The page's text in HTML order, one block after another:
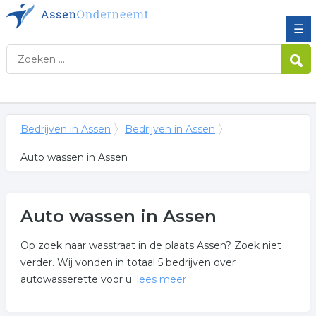
☰
Bedrijven in Assen Bedrijven in Assen
Auto wassen in Assen
Auto wassen in Assen
Op zoek naar wasstraat in de plaats Assen? Zoek niet
verder. Wij vonden in totaal 5 bedrijven over
autowasserette voor u. lees meer